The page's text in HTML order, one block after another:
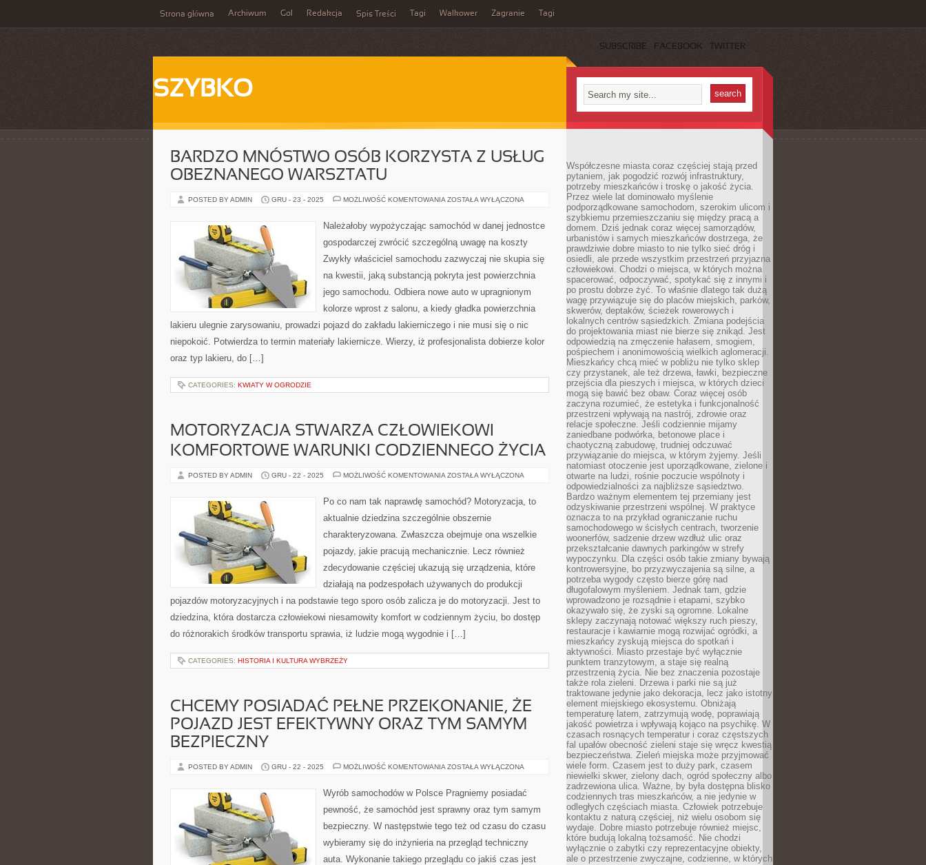
Strona główna Archiwum Gol Redakcja Spis Treści Tagi Walkower Zagranie Tagi
SUBSCRIBE FACEBOOK TWITTER
SZYBKO
BARDZO MNÓSTWO OSÓB KORZYSTA Z USŁUG
OBEZNANEGO WARSZTATU
POSTED BY ADMIN GRU - 23 - 2025 MOŻLIWOŚĆ KOMENTOWANIA BARDZO
KORZYSTA
Z
OBEZNANEGO
ZOSTAŁA WYŁĄCZONA
Należałoby wypożyczając samochód w danej jednostce
gospodarczej zwrócić szczególną uwagę na koszty
Zwykły właściciel samochodu zazwyczaj nie skupia się
na kwestii, jaką substancją pokryta jest powierzchnia
jego samochodu. Odbiera nowe auto w upragnionym
kolorze wprost z salonu, a kiedy gładka powierzchnia
lakieru ulegnie zarysowaniu, prowadzi pojazd do zakładu lakierniczego i nie musi się o nic
niepokoić. Potwierdza to termin materiały lakiernicze. Wierzy, iż profesjonalista dobierze kolor
oraz typ lakieru, do […]
CATEGORIES: KWIATY W OGRODZIE
MOTORYZACJA STWARZA CZŁOWIEKOWI
KOMFORTOWE WARUNKI CODZIENNEGO ŻYCIA
POSTED BY ADMIN GRU - 22 - 2025 MOŻLIWOŚĆ KOMENTOWANIA MOTORYZACJA
KOMFORTOWE
WARUNKI
ŻYCIA
ZOSTAŁA WYŁĄCZONA
Po co nam tak naprawdę samochód? Motoryzacja, to
aktualnie dziedzina szczególnie obszernie
charakteryzowana. Zwłaszcza obejmuje ona wszelkie
pojazdy, jakie pracują mechanicznie. Lecz również
zdecydowanie częściej ukazują się urządzenia, które
działają na podzespołach używanych do produkcji
pojazdów motoryzacyjnych i na podstawie tego sporo osób zalicza je do motoryzacji. Jest to
dziedzina, która dostarcza człowiekowi niesamowity komfort w codziennym życiu, bo dostęp
do różnorakich środków transportu sprawia, iż ludzie mogą wygodnie i […]
CATEGORIES: HISTORIA I KULTURA WYBRZEŻY
CHCEMY POSIADAĆ PEŁNE PRZEKONANIE, ŻE
POJAZD JEST EFEKTYWNY ORAZ TYM SAMYM
BEZPIECZNY
POSTED BY ADMIN GRU - 22 - 2025 MOŻLIWOŚĆ KOMENTOWANIA CHCEMY
PRZEKONANIE,
ŻE
JEST
ORAZ
SAMYM
BEZPIECZNY
ZOSTAŁA WYŁĄCZONA
Wyrób samochodów w Polsce Pragniemy posiadać
pewność, że samochód jest sprawny oraz tym samym
bezpieczny. W następstwie tego też od czasu do czasu
wybieramy się do inżynieria na przegląd techniczny
auta. Wykonanie takiego przeglądu co jakiś czas jest
Współczesne miasta coraz częściej stają przed
pytaniem, jak pogodzić rozwój infrastruktury,
potrzeby mieszkańców i troskę o jakość życia.
Przez wiele lat dominowało myślenie
podporządkowane samochodom, szerokim ulicom i
szybkiemu przemieszczaniu się między pracą a
domem. Dziś jednak coraz więcej samorządów,
urbanistów i samych mieszkańców dostrzega, że
prawdziwie dobre miasto to nie tylko sieć dróg i
osiedli, ale przede wszystkim przestrzeń przyjazna
człowiekowi. Chodzi o miejsca, w których można
spacerować, odpoczywać, spotykać się z innymi i
po prostu dobrze żyć. To właśnie dlatego tak dużą
wagę przywiązuje się do placów miejskich, parków,
skwerów, deptaków, ścieżek rowerowych i
lokalnych centrów sąsiedzkich. Zmiana podejścia
do projektowania miast nie bierze się znikąd. Jest
odpowiedzią na zmęczenie hałasem, smogiem,
pośpiechem i anonimowością wielkich aglomeracji.
Mieszkańcy chcą mieć w pobliżu nie tylko sklep
czy przystanek, ale też drzewa, ławki, bezpieczne
przejścia dla pieszych i miejsca, w których dzieci
mogą się bawić bez obaw. Coraz więcej osób
zaczyna rozumieć, że estetyka i funkcjonalność
przestrzeni wpływają na nastrój, zdrowie oraz
relacje społeczne. Jeśli codziennie mijamy
zaniedbane podwórka, betonowe place i
chaotyczną zabudowę, trudniej odczuwać
przywiązanie do miejsca, w którym żyjemy. Jeśli
natomiast otoczenie jest uporządkowane, zielone i
otwarte na ludzi, rośnie poczucie wspólnoty i
odpowiedzialności za najbliższe sąsiedztwo.
Bardzo ważnym elementem tej przemiany jest
odzyskiwanie przestrzeni wspólnej. W praktyce
oznacza to na przykład ograniczanie ruchu
samochodowego w ścisłych centrach, tworzenie
woonerfów, sadzenie drzew wzdłuż ulic oraz
przekształcanie dawnych parkingów w strefy
wypoczynku. Dla części osób takie zmiany bywają
kontrowersyjne, bo przyzwyczajenia są silne, a
potrzeba wygody często bierze górę nad
długofalowym myśleniem. Jednak tam, gdzie
wprowadzono je rozsądnie i etapami, szybko
okazywało się, że zyski są ogromne. Lokalne
sklepy zaczynają notować większy ruch pieszy,
restauracje i kawiarnie mogą rozwijać ogródki, a
mieszkańcy zyskują miejsca do spotkań i
aktywności. Miasto przestaje być wyłącznie
punktem tranzytowym, a staje się realną
przestrzenią życia. Nie bez znaczenia pozostaje
także rola zieleni. Drzewa i parki nie są już
traktowane jedynie jako dekoracja, lecz jako istotny
element miejskiego ekosystemu. Obniżają
temperaturę latem, zatrzymują wodę, poprawiają
jakość powietrza i wpływają kojąco na psychikę. W
czasach rosnących temperatur i coraz częstszych
fal upałów obecność zieleni staje się wręcz kwestią
bezpieczeństwa. Zieleń miejska może przyjmować
wiele form. Czasem jest to duży park, czasem
niewielki skwer, zielony dach, ogród społeczny albo
zadrzewiona ulica. Ważne, by była dostępna blisko
codziennych tras mieszkańców, a nie jedynie w
odległych częściach miasta. Człowiek potrzebuje
kontaktu z naturą częściej, niż wielu osobom się
wydaje. Dobre miasto potrzebuje również miejsc,
które budują lokalną tożsamość. Nie chodzi
wyłącznie o zabytki czy reprezentacyjne obiekty,
ale o przestrzenie zwyczajne, codzienne, w których